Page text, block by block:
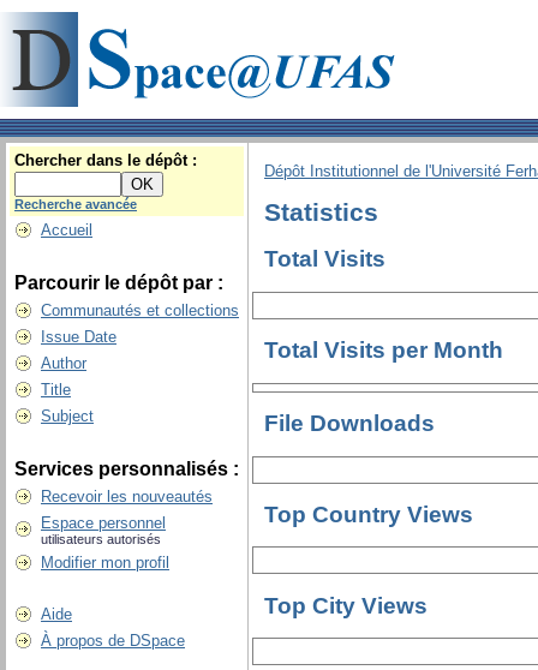
Chercher dans le dépôt :
Recherche avancée
Accueil
Parcourir le dépôt par :
Communautés et collections
Issue Date
Author
Title
Subject
Services personnalisés :
Recevoir les nouveautés
Espace personnel
utilisateurs autorisés
Modifier mon profil
Aide
À propos de DSpace
Dépôt Institutionnel de l'Université
Statistics
Total Visits
Total Visits per Month
File Downloads
Top Country Views
Top City Views